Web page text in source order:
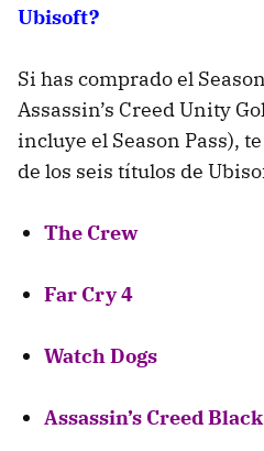
Ubisoft?
Si has comprado el
Assassin’s Creed Unity
incluye el Season Pass),
de los seis títulos de
The Crew
Far Cry 4
Watch Dogs
Assassin’s Creed